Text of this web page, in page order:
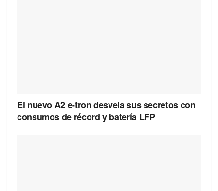
El nuevo A2 e-tron desvela sus secretos con
consumos de récord y batería LFP